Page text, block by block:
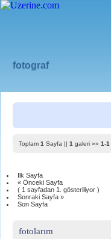
fotograf
Toplam 1 Sayfa || 1 galeri »» 1-1
Ilk Sayfa
« Önceki Sayfa
( 1 sayfadan 1. gösteriliyor )
Sonraki Sayfa »
Son Sayfa
fotolarım